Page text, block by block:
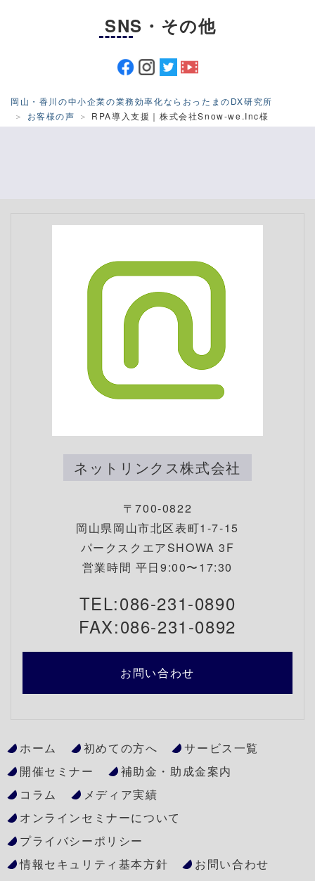
SNS・その他
岡山・香川の中小企業の業務効率化ならおったまのDX研究所
お客様の声
RPA導入支援｜株式会社Snow-we.Inc様
ネットリンクス株式会社
〒700-0822
岡山県岡山市北区表町1-7-15
パークスクエアSHOWA 3F
営業時間 平日9:00〜17:30
TEL:086-231-0890
FAX:086-231-0892
お問い合わせ
ホーム 初めての方へ
サービス一覧
開催セミナー
補助金・助成金案内
コラム
メディア実績
オンラインセミナーについて
プライバシーポリシー
情報セキュリティ基本方針
お問い合わせ